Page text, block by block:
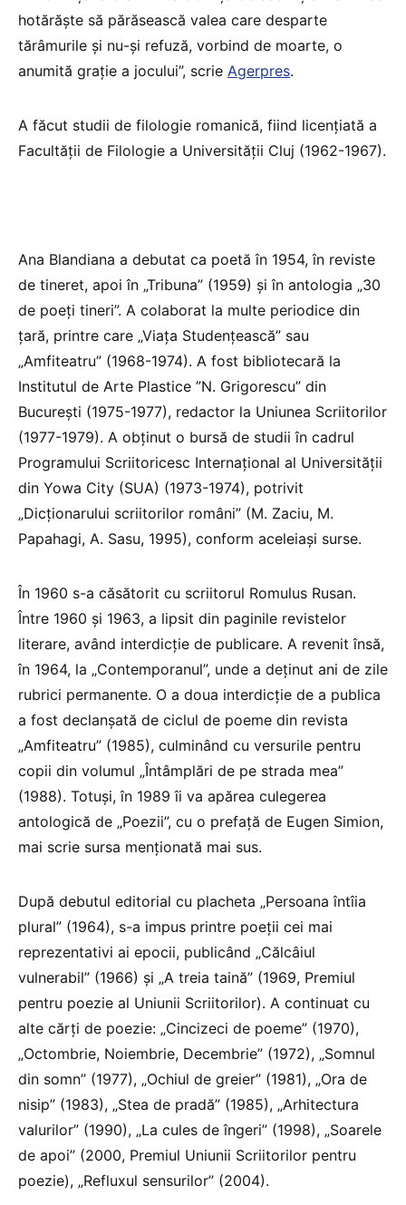
hotărăşte să părăsească valea care desparte
tărâmurile şi nu-şi refuză, vorbind de moarte, o
anumită graţie a jocului”, scrie Agerpres.
A făcut studii de filologie romanică, fiind licenţiată a
Facultăţii de Filologie a Universităţii Cluj (1962-1967).
Ana Blandiana a debutat ca poetă în 1954, în reviste
de tineret, apoi în „Tribuna” (1959) şi în antologia „30
de poeţi tineri”. A colaborat la multe periodice din
ţară, printre care „Viaţa Studenţească” sau
„Amfiteatru” (1968-1974). A fost bibliotecară la
Institutul de Arte Plastice ”N. Grigorescu” din
Bucureşti (1975-1977), redactor la Uniunea Scriitorilor
(1977-1979). A obţinut o bursă de studii în cadrul
Programului Scriitoricesc Internaţional al Universităţii
din Yowa City (SUA) (1973-1974), potrivit
„Dicţionarului scriitorilor români” (M. Zaciu, M.
Papahagi, A. Sasu, 1995), conform aceleiași surse.
În 1960 s-a căsătorit cu scriitorul Romulus Rusan.
Între 1960 şi 1963, a lipsit din paginile revistelor
literare, având interdicţie de publicare. A revenit însă,
în 1964, la „Contemporanul”, unde a deţinut ani de zile
rubrici permanente. O a doua interdicţie de a publica
a fost declanşată de ciclul de poeme din revista
„Amfiteatru” (1985), culminând cu versurile pentru
copii din volumul „Întâmplări de pe strada mea”
(1988). Totuşi, în 1989 îi va apărea culegerea
antologică de „Poezii”, cu o prefaţă de Eugen Simion,
mai scrie sursa menţionată mai sus.
După debutul editorial cu placheta „Persoana întîia
plural” (1964), s-a impus printre poeţii cei mai
reprezentativi ai epocii, publicând „Călcâiul
vulnerabil” (1966) şi „A treia taină” (1969, Premiul
pentru poezie al Uniunii Scriitorilor). A continuat cu
alte cărţi de poezie: „Cincizeci de poeme” (1970),
„Octombrie, Noiembrie, Decembrie” (1972), „Somnul
din somn” (1977), „Ochiul de greier” (1981), „Ora de
nisip” (1983), „Stea de pradă” (1985), „Arhitectura
valurilor” (1990), „La cules de îngeri” (1998), „Soarele
de apoi” (2000, Premiul Uniunii Scriitorilor pentru
poezie), „Refluxul sensurilor” (2004).